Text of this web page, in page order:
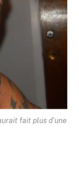
fait plus d'une